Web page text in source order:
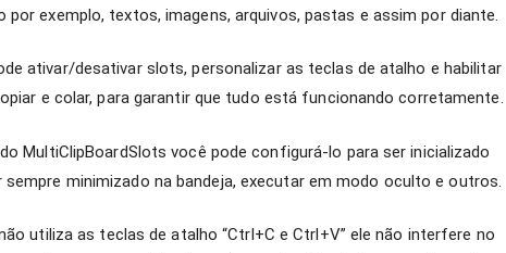
exemplo, textos, imagens, arquivos, pastas e assim por diante.
ativar/desativar slots, personalizar as teclas de atalho e habilitar
e colar, para garantir que tudo está funcionando corretamente.
MultiClipBoardSlots você pode configurá-lo para ser inicializado
minimizado na bandeja, executar em modo oculto e outros.
utiliza as teclas de atalho “Ctrl+C e Ctrl+V” ele não interfere no